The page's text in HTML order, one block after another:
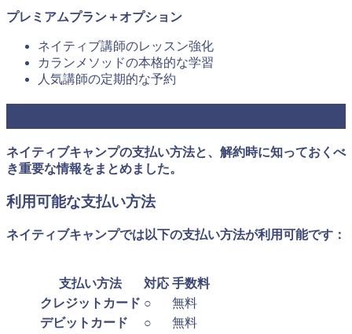
プレミアムプラン＋オプション
ネイティブ講師のレッスン強化
カランメソッドの本格的な学習
人気講師の定期的な予約
ネイティブキャンプの支払い方法と、解約時に知っておくべ
き重要な情報をまとめました。
利用可能な支払い方法
ネイティブキャンプでは以下の支払い方法が利用可能です：
支払い方法 対応 手数料
クレジットカード ○
無料
デビットカード
○
無料